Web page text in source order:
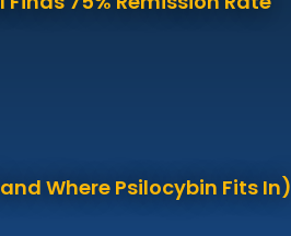
Where Psilocybin Fits In)